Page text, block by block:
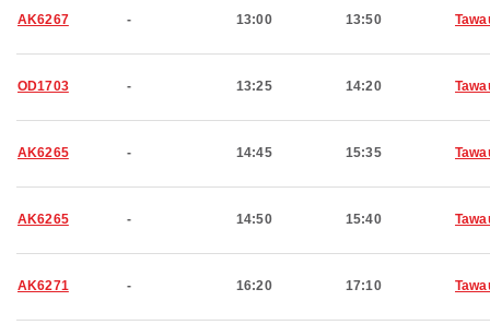
AK6267 - 13:00 13:50
OD1703 - 13:25 14:20
AK6265 - 14:45 15:35
AK6265 - 14:50 15:40
AK6271 - 16:20 17:10